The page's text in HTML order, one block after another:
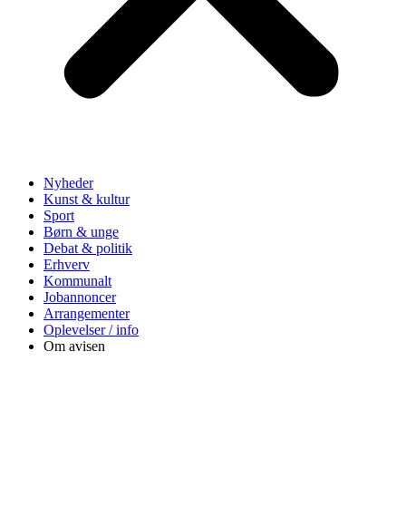
Nyheder
Kunst & kultur
Sport
Børn & unge
Debat & politik
Erhverv
Kommunalt
Jobannoncer
Arrangementer
Oplevelser / info
Om avisen